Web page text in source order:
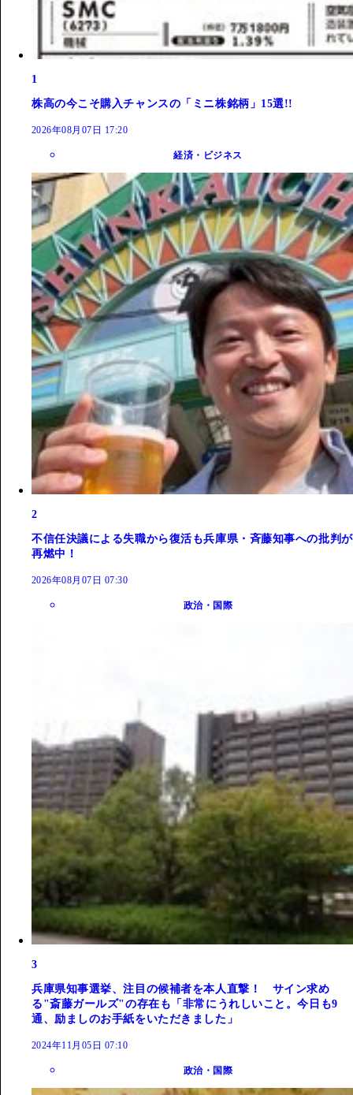
1
株高の今こそ購入チャンスの「ミニ株銘柄」15選!!
2026年08月07日 17:20
経済・ビジネス
2
不信任決議による失職から復活も兵庫県・斉藤知事への批判が
再燃中！
2026年08月07日 07:30
政治・国際
3
兵庫県知事選挙、注目の候補者を本人直撃！ サイン求め
る"斎藤ガールズ"の存在も「非常にうれしいこと。今日も9
通、励ましのお手紙をいただきました」
2024年11月05日 07:10
政治・国際